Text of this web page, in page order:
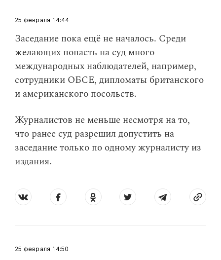
14:44
25 февраля
​Заседание пока ещё не началось. Среди
желающих попасть на суд много
международных наблюдателей, например,
сотрудники ОБСЕ, дипломаты британского
и американского посольств.
Журналистов не меньше несмотря на то,
что ранее суд разрешил допустить на
заседание только по одному журналисту из
издания.
14:50
25 февраля